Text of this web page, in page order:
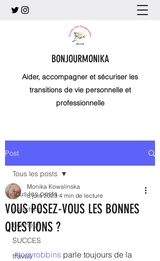
BONJOURMONIKA
Aider, accompagner et sécuriser les
transitions de vie personnelle et
professionnelle
Post
Tous les posts
coaching
bonheur
SUCCES
travail
Tous les posts
VOUS POSEZ-VOUS LES BONNES
QUESTIONS ?
Monika Kowalinska
8 juin 2023 4 min de lecture
#tonyrobbins parle toujours de la